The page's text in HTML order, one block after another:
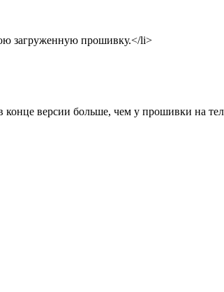
загруженную прошивку.</li>
версии больше, чем у прошивки на